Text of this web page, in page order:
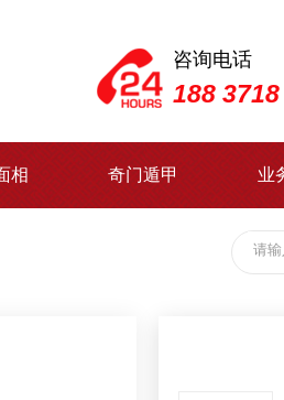
咨询电话
188
相 奇门遁甲 业